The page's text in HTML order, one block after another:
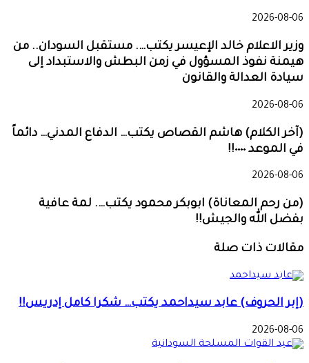
2026-08-06
وزير الاعلام خالد الإعيسر يكتب…. مستقبل السودان.. من
هيمنة نفوذ المسؤول في زمن البطش والاستبداد إلى
سيادة العدالة والقانون
2026-08-06
(آخر الكلام) هاشم القصاص يكتب… الدفاع المدني… دائماً
في الموعد ٠٠٠٠!!
2026-08-06
(من رحم المعاناة) ابوبكر محمود يكتب…. لمة عافية
بفضل الله والجيش!!
مقالات ذات صلة
(إبر الحروف) عابد سيداحمد يكتب… شكرا كامل إدريس!!
2026-08-06